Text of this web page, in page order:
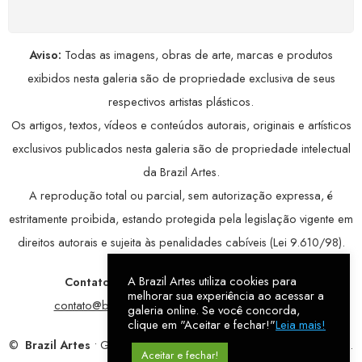
Aviso: Todas as imagens, obras de arte, marcas e produtos
exibidos nesta galeria são de propriedade exclusiva de seus
respectivos artistas plásticos.
Os artigos, textos, vídeos e conteúdos autorais, originais e artísticos
exclusivos publicados nesta galeria são de propriedade intelectual
da Brazil Artes.
A reprodução total ou parcial, sem autorização expressa, é
estritamente proibida, estando protegida pela legislação vigente em
direitos autorais e sujeita às penalidades cabíveis (Lei 9.610/98).
Contatos: WhatsApp:79 9998-1221/ E-mail:
contato@brazilartes.com/ Instagram:@brazilartes
© Brazil Artes • Galeria Online.9 anosde história (2017 – 2026).
A Brazil Artes utiliza cookies para
melhorar sua experiência ao acessar a
galeria online. Se você concorda,
clique em "Aceitar e fechar!"Leia mais!
Aceitar e fechar!